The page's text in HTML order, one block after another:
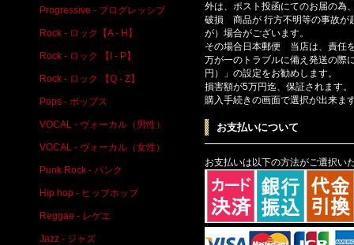
外は、ポスト投函にてのお届の為
破損 商品が 行方不明等の事故が
が）場合がございます。
その場合日本郵便 当店は、責任
万が一のトラブルに備え発送の際
円）」の設定をお勧めします。
損害額が5万円迄、保証されます。
購入手続きの画面で選択が出来ま
お支払いについて
お支払いは以下の方法がご選択い
Progressive - プログレッシブ
Rock - ロック【A - H】
Rock - ロック 【I - P】
Rock - ロック 【Q - Z】
Pops - ポップス
VOCAL - ヴォーカル（男性）
VOCAL - ヴォーカル（女性）
Punk Rock - パンク
Hip hop - ヒップホップ
Reggae - レゲエ
Jazz - ジャズ